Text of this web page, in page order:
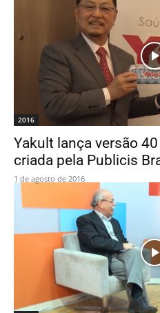
2016
Yakult lança versão
criada pela Publicis
1 de agosto de 2016